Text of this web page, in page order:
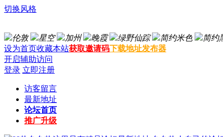
切换风格
伦敦 星空 加州 晚霞 绿野仙踪 简约米色 简约
设为首页收藏本站获取邀请码下载地址发布器
开启辅助访问
登录 立即注册
访客留言
最新地址
论坛首页
推广升级